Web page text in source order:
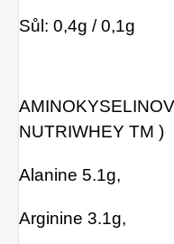
Sůl: 0,4g / 0,1g
NUTRIWHEY TM )
Alanine 5.1g,
Arginine 3.1g,